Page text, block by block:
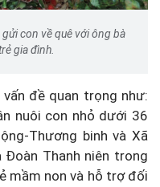
con về quê với ông bà
gia đình.
đề quan trọng như:
nuôi con nhỏ dưới 36
Thương binh và Xã
Thanh niên trong
mầm non và hỗ trợ đối